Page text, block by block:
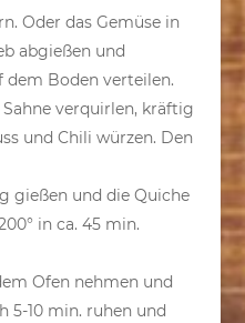
Oder das Gemüse in
abgießen und
dem Boden verteilen.
verquirlen, kräftig
und Chili würzen. Den
gießen und die Quiche
in ca. 45 min.
Ofen nehmen und
5-10 min. ruhen und